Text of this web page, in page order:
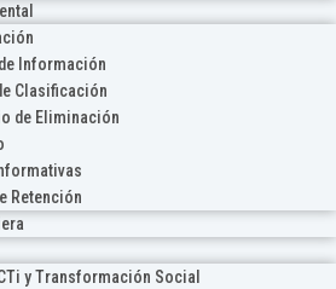
Información
Clasificación
de Eliminación
Retención
y Transformación Social